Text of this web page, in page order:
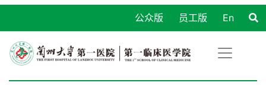
En
员工版
公众版